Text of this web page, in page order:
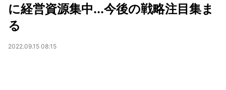
に経営資源集中...今後の戦略注目集ま
る
2022.09.15 08:15